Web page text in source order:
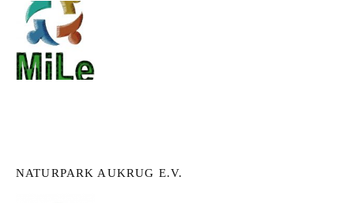
NATURPARK AUKRUG E.V.